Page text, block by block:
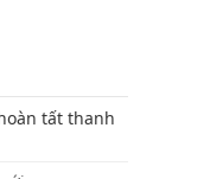
tất thanh